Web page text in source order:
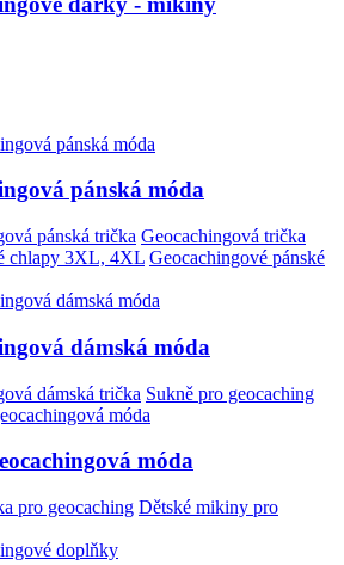
pánská móda
pánská trička Geocachingová trička
chlapy 3XL, 4XL Geocachingové pánské
dámská móda
dámská trička Sukně pro geocaching
móda
pro geocaching Dětské mikiny pro